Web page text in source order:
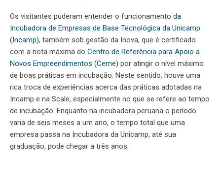
Os visitantes puderam entender o funcionamento da
Incubadora de Empresas de Base Tecnológica da Unicamp
(Incamp), também sob gestão da Inova, que é certificado
com a nota máxima do Centro de Referência para Apoio a
Novos Empreendimentos (Cerne) por atingir o nível máximo
de boas práticas em incubação. Neste sentido, houve uma
rica troca de experiências acerca das práticas adotadas na
Incamp e na Scale, especialmente no que se refere ao tempo
de incubação. Enquanto na incubadora peruana o período
varia de seis meses a um ano, o tempo total que uma
empresa passa na Incubadora da Unicamp, até sua
graduação, pode chegar a três anos.